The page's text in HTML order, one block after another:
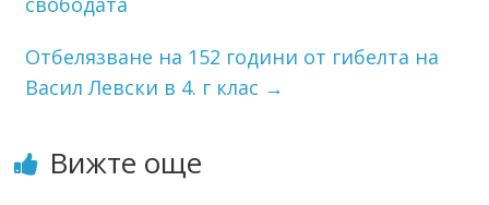
Отбелязване на 152 години от гибелта на
Васил Левски в 4. г клас →
Вижте още